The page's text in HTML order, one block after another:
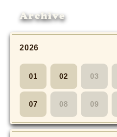
Archive
2026
01 02 03
07 08 09
SHIHO’s
We Spy!
SPECIAL
#Throwback
MOVIE